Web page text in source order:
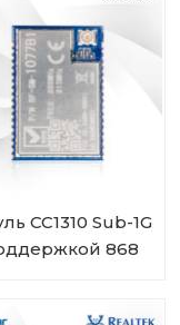
CC1310 Sub-1G
868